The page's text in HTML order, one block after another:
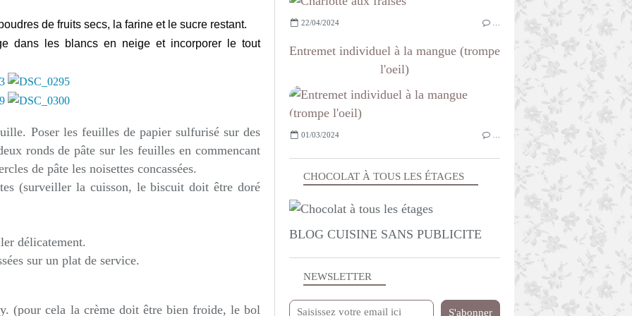
de fruits secs, la farine et le sucre restant.
dans les blancs en neige et incorporer le tout
Poser les feuilles de papier sulfurisé sur des
ronds de pâte sur les feuilles en commencant
de pâte les noisettes concassées.
(surveiller la cuisson, le biscuit doit être doré
délicatement.
sur un plat de service.
(pour cela la crème doit être bien froide, le bol
NEWSLETTER
CHOCOLAT À TOUS LES ÉTAGES
BLOG CUISINE SANS PUBLICITE
22/04/2024
Entremet individuel à la mangue (trompe
l'oeil)
01/03/2024